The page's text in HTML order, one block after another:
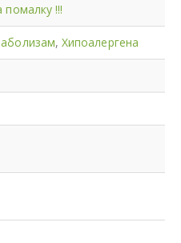
помалку !!!
,Хипоалергена